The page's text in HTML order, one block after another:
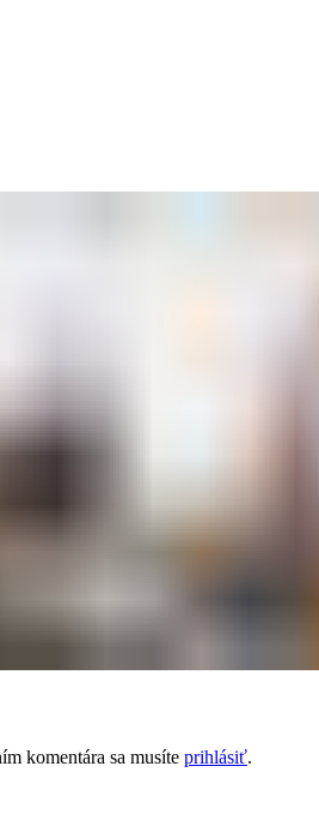
komentára sa musíte prihlásiť.